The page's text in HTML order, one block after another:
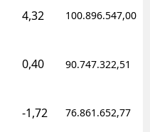
4,32 100.896.547,00
0,40 90.747.322,51
-1,72 76.861.652,77